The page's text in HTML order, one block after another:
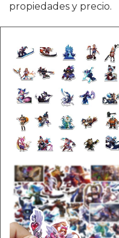
propiedades y precio.